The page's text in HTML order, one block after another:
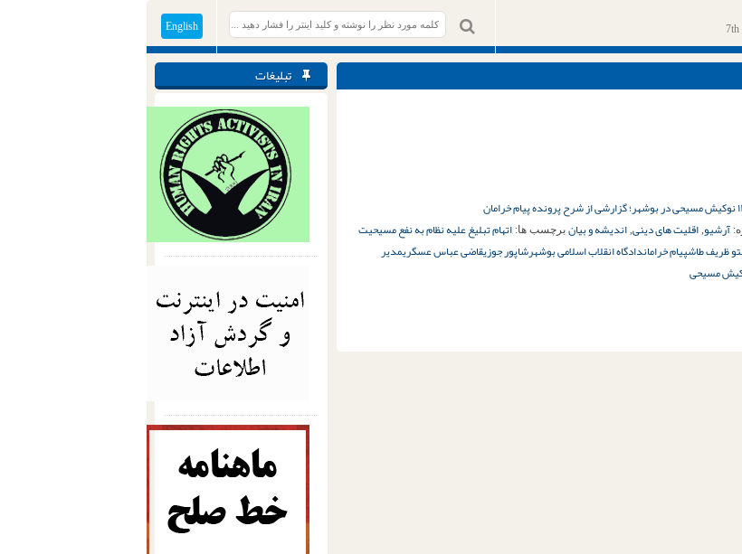
English 7th
تبلیغات
آرشیو, اقلیت های دینی, اندیشه و بیان برچسب ها: اتهام تبلیغ علیه نظام به نفع مسیحیت
ظریف طاشپیام خراماندادگاه انقلاب اسلامی بوشهرشاپور جوزیقاضی عباس عسگریمدیر
مسیحی